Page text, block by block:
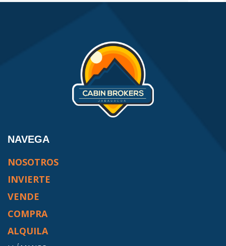
NAVEGA
NOSOTROS
INVIERTE
VENDE
COMPRA
ALQUILA